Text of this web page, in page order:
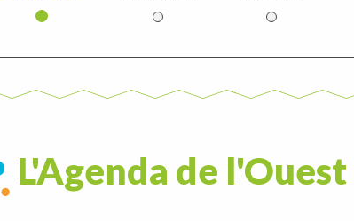
L'Agenda de l'Ouest